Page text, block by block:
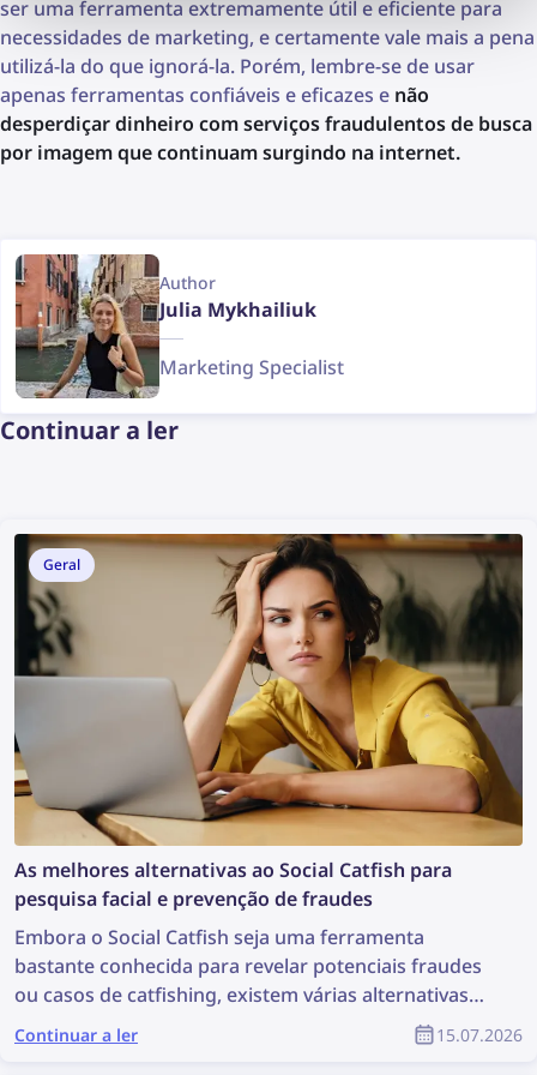
ser uma ferramenta extremamente útil e eficiente para
necessidades de marketing, e certamente vale mais a pena
utilizá-la do que ignorá-la. Porém, lembre-se de usar
apenas ferramentas confiáveis e eficazes e não
desperdiçar dinheiro com serviços fraudulentos de busca
por imagem que continuam surgindo na internet.
Author
Julia Mykhailiuk
Marketing Specialist
Continuar a ler
Geral
As melhores alternativas ao Social Catfish para
pesquisa facial e prevenção de fraudes
Embora o Social Catfish seja uma ferramenta
bastante conhecida para revelar potenciais fraudes
ou casos de catfishing, existem várias alternativas
que podem ser ainda mais eficazes. Conheça as
melhores alternativas ao Social Catfish para pesquisa
Continuar a ler 15.07.2026